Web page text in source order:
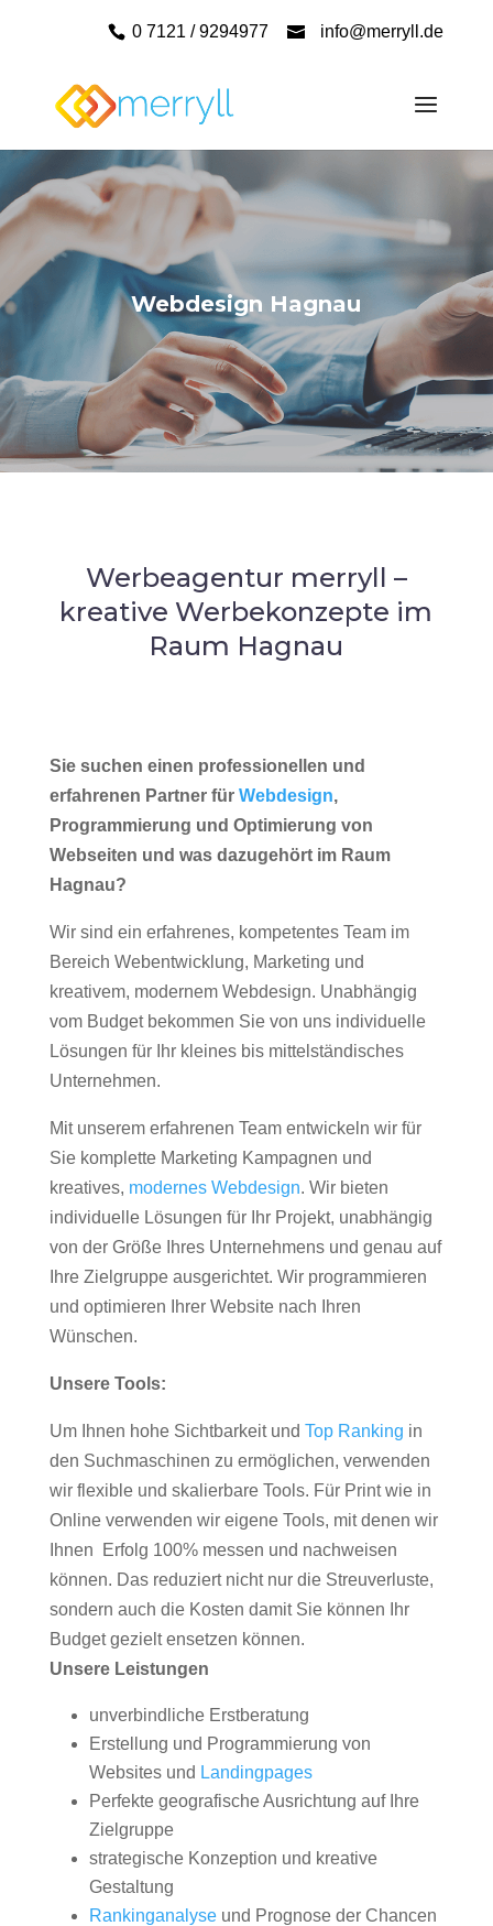
0 7121 / 9294977 info@merryll.de
Webdesign Hagnau
Werbeagentur merryll –
kreative Werbekonzepte im
Raum Hagnau
Sie suchen einen professionellen und
erfahrenen Partner für Webdesign,
Programmierung und Optimierung von
Webseiten und was dazugehört im Raum
Hagnau?
Wir sind ein erfahrenes, kompetentes Team im
Bereich Webentwicklung, Marketing und
kreativem, modernem Webdesign. Unabhängig
vom Budget bekommen Sie von uns individuelle
Lösungen für Ihr kleines bis mittelständisches
Unternehmen.
Mit unserem erfahrenen Team entwickeln wir für
Sie komplette Marketing Kampagnen und
kreatives, modernes Webdesign. Wir bieten
individuelle Lösungen für Ihr Projekt, unabhängig
von der Größe Ihres Unternehmens und genau auf
Ihre Zielgruppe ausgerichtet. Wir programmieren
und optimieren Ihrer Website nach Ihren
Wünschen.
Unsere Tools:
Um Ihnen hohe Sichtbarkeit und Top Ranking in
den Suchmaschinen zu ermöglichen, verwenden
wir flexible und skalierbare Tools. Für Print wie in
Online verwenden wir eigene Tools, mit denen wir
Ihnen Erfolg 100% messen und nachweisen
können. Das reduziert nicht nur die Streuverluste,
sondern auch die Kosten damit Sie können Ihr
Budget gezielt ensetzen können.
Unsere Leistungen
unverbindliche Erstberatung
Erstellung und Programmierung von
Websites und Landingpages
Perfekte geografische Ausrichtung auf Ihre
Zielgruppe
strategische Konzeption und kreative
Gestaltung
Rankinganalyseund Prognose der Chancen